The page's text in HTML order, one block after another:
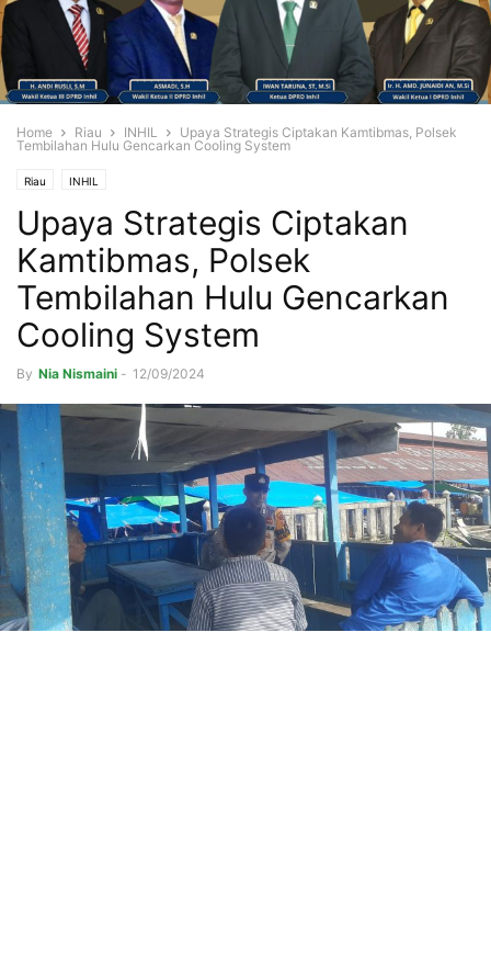
Home Riau INHIL
Upaya Strategis Ciptakan Kamtibmas, Polsek
Tembilahan Hulu Gencarkan Cooling System
Riau INHIL
Upaya Strategis Ciptakan
Kamtibmas, Polsek
Tembilahan Hulu Gencarkan
Cooling System
By Nia Nismaini - 12/09/2024